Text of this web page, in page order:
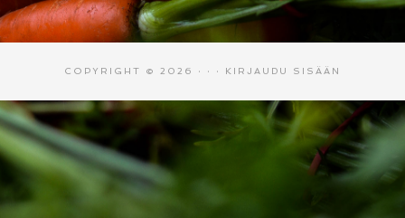
COPYRIGHT © 2026 · · · KIRJAUDU SISÄÄN